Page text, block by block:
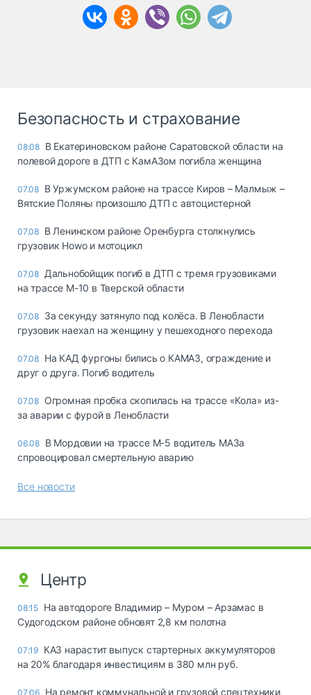
Безопасность и страхование
08:08 В Екатериновском районе Саратовской области на
полевой дороге в ДТП с КамАЗом погибла женщина
07.08 В Уржумском районе на трассе Киров – Малмыж –
Вятские Поляны произошло ДТП с автоцистерной
07.08 В Ленинском районе Оренбурга столкнулись
грузовик Howo и мотоцикл
07.08 Дальнобойщик погиб в ДТП с тремя грузовиками
на трассе М-10 в Тверской области
07.08 За секунду затянуло под колёса. В Ленобласти
грузовик наехал на женщину у пешеходного перехода
07.08 На КАД фургоны бились о КАМАЗ, ограждение и
друг о друга. Погиб водитель
07.08 Огромная пробка скопилась на трассе «Кола» из-
за аварии с фурой в Ленобласти
06.08 В Мордовии на трассе М-5 водитель МАЗа
спровоцировал смертельную аварию
Все новости
Центр
08:15 На автодороге Владимир – Муром – Арзамас в
Судогодском районе обновят 2,8 км полотна
07:19 КАЗ нарастит выпуск стартерных аккумуляторов
на 20% благодаря инвестициям в 380 млн руб.
07:06 На ремонт коммунальной и грузовой спецтехники